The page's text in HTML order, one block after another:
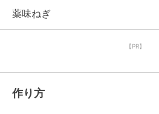
薬味ねぎ
【PR】
作り方